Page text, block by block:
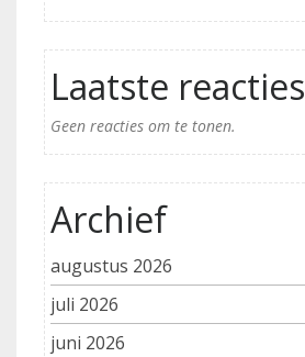
Laatste reacties
Geen reacties om te tonen.
Archief
augustus 2026
juli 2026
juni 2026